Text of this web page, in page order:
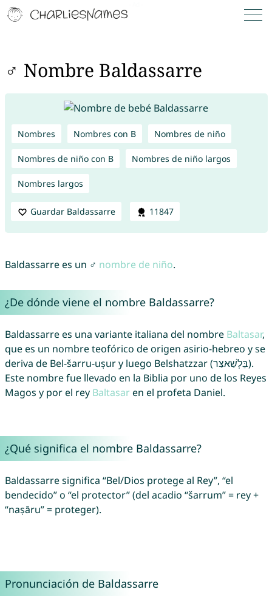
♂ Nombre Baldassarre
Nombres Nombres con B Nombres de niño
Nombres de niño con B Nombres de niño largos
Nombres largos
Guardar Baldassarre 11847
Baldassarre es un ♂ nombre de niño.
¿De dónde viene el nombre Baldassarre?
Baldassarre es una variante italiana del nombre Baltasar,
que es un nombre teofórico de origen asirio-hebreo y se
deriva de Bel-šarru-uṣur y luego Belshatzzar (בֵּלְשַׁאצַּר).
Este nombre fue llevado en la Biblia por uno de los Reyes
Magos y por el rey Baltasaren el profeta Daniel.
¿Qué significa el nombre Baldassarre?
Baldassarre significa “Bel/Dios protege al Rey”, “el
bendecido” o “el protector” (del acadio “šarrum” = rey +
“naṣāru” = proteger).
Pronunciación de Baldassarre